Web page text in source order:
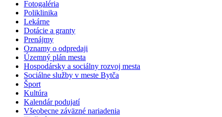
Fotogaléria
Poliklinika
Lekárne
Dotácie a granty
Prenájmy
Oznamy o odpredaji
Územný plán mesta
Hospodársky a sociálny rozvoj mesta
Sociálne služby v meste Bytča
Šport
Kultúra
Kalendár podujatí
Všeobecne záväzné nariadenia